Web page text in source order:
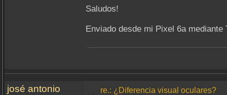
Saludos!
Enviado desde mi Pixel 6a mediante
josé antonio re.: ¿Diferencia visual oculares?